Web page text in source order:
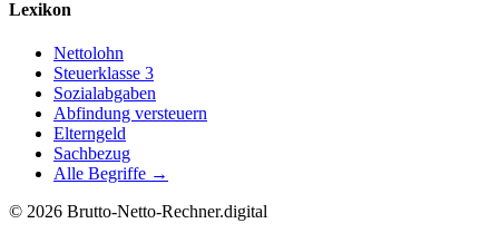
Lexikon
Nettolohn
Steuerklasse 3
Sozialabgaben
Abfindung versteuern
Elterngeld
Sachbezug
Alle Begriffe →
© 2026 Brutto-Netto-Rechner.digital